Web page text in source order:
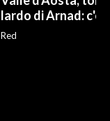
lardo di Arnad: c'è
Red